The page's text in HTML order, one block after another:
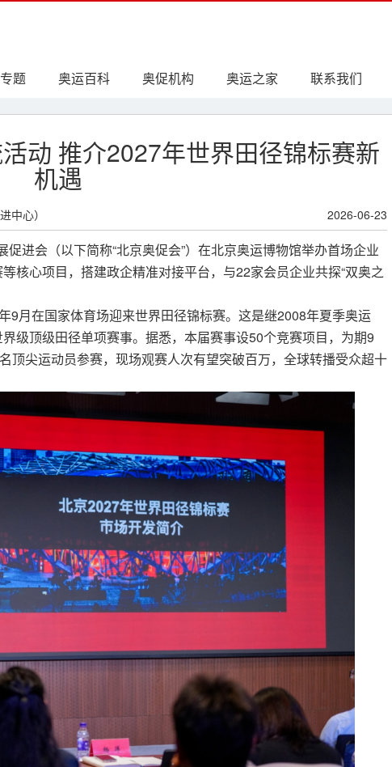
题 奥运百科 奥促机构 奥运之家 联系我们
动 推介2027年世界田径锦标赛新
机遇
中心） 2026-06-23
进会（以下简称“北京奥促会”）在北京奥运博物馆举办首场企业
核心项目，搭建政企精准对接平台，与22家会员企业共探“双奥之
9月在国家体育场迎来世界田径锦标赛。这是继2008年夏季奥运
级顶级田径单项赛事。据悉，本届赛事设50个竞赛项目，为期9
顶尖运动员参赛，现场观赛人次有望突破百万，全球转播受众超十